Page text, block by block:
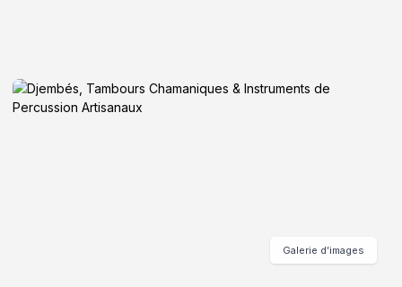
Galerie d’images